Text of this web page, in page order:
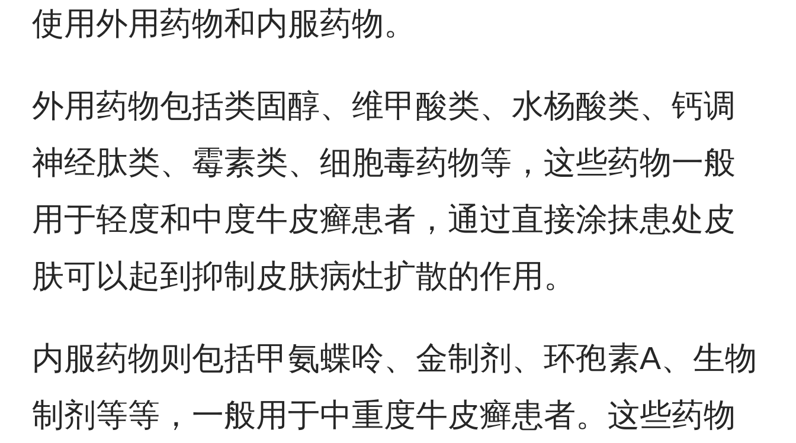
使用外用药物和内服药物。
外用药物包括类固醇、维甲酸类、水杨酸类、钙调
神经肽类、霉素类、细胞毒药物等，这些药物一般
用于轻度和中度牛皮癣患者，通过直接涂抹患处皮
肤可以起到抑制皮肤病灶扩散的作用。
内服药物则包括甲氨蝶呤、金制剂、环孢素A、生物
制剂等等，一般用于中重度牛皮癣患者。这些药物